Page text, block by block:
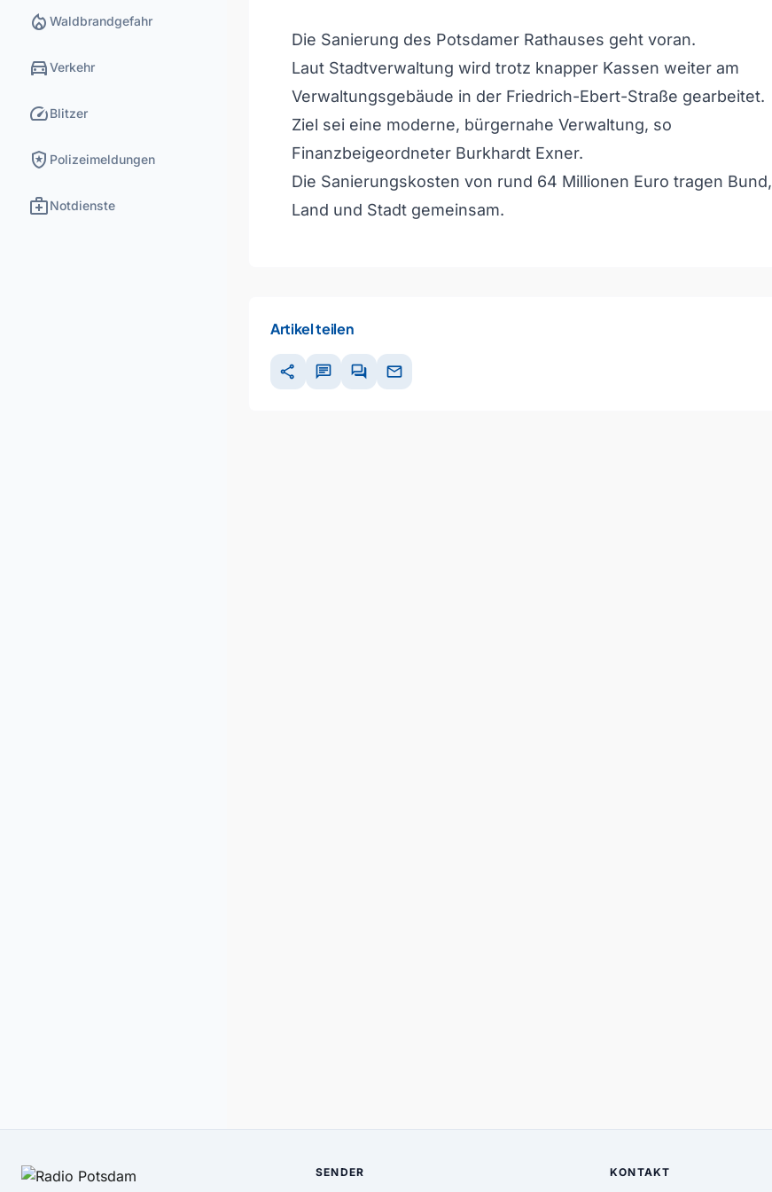
local_fire_department Waldbrandgefahr
directions_carVerkehr
speedBlitzer
local_police Polizeimeldungen
medical_servicesNotdienste
Die Sanierung des Potsdamer Rathauses geht voran.
Laut Stadtverwaltung wird trotz knapper Kassen weiter am
Verwaltungsgebäude in der Friedrich-Ebert-Straße gearbeitet.
Ziel sei eine moderne, bürgernahe Verwaltung, so
Finanzbeigeordneter Burkhardt Exner.
Die Sanierungskosten von rund 64 Millionen Euro tragen Bund,
Land und Stadt gemeinsam.
Artikel teilen
share chat forum mail
SENDER KONTAKT